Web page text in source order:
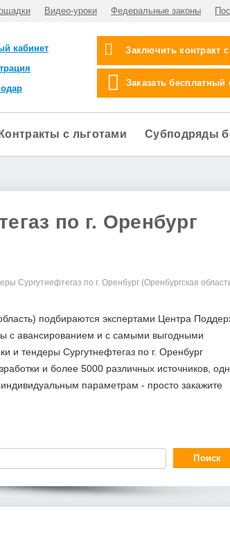
Видео-уроки Федеральные законы
кабинет
Заключить контракт
Заказать
Контракты с льготами Субподряды
по г. Оренбург
Сургутнефтегаз по г. Оренбург (Оренбургская
подбираются экспертами Центра
с авансированием и с самыми выгодными
и тендеры Сургутнефтегаз по г. Оренбург
и более 5000 различных источников,
параметрам - просто закажите